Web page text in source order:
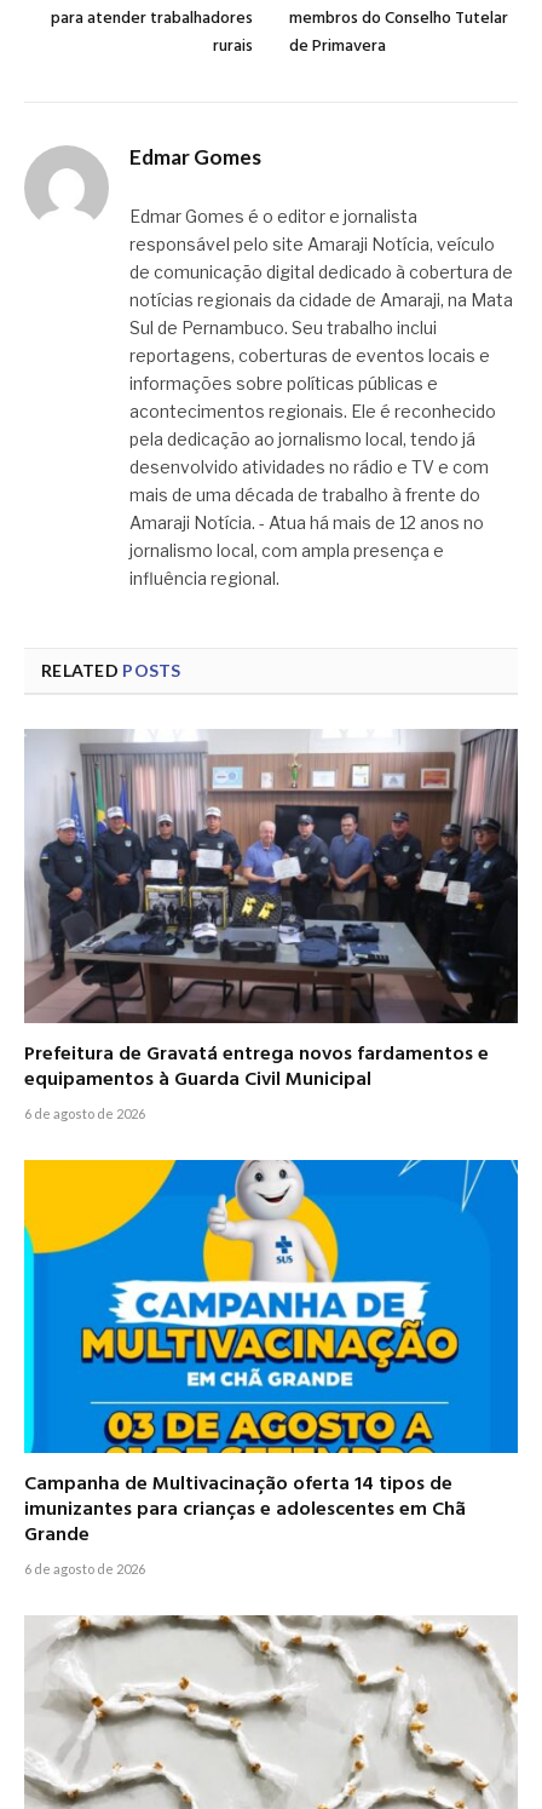
para atender trabalhadores
rurais
membros do Conselho Tutelar
de Primavera
Edmar Gomes
Edmar Gomes é o editor e jornalista
responsável pelo site Amaraji Notícia, veículo
de comunicação digital dedicado à cobertura de
notícias regionais da cidade de Amaraji, na Mata
Sul de Pernambuco. Seu trabalho inclui
reportagens, coberturas de eventos locais e
informações sobre políticas públicas e
acontecimentos regionais. Ele é reconhecido
pela dedicação ao jornalismo local, tendo já
desenvolvido atividades no rádio e TV e com
mais de uma década de trabalho à frente do
Amaraji Notícia. - Atua há mais de 12 anos no
jornalismo local, com ampla presença e
influência regional.
RELATED POSTS
Prefeitura de Gravatá entrega novos fardamentos e
equipamentos à Guarda Civil Municipal
6 de agosto de 2026
Campanha de Multivacinação oferta 14 tipos de
imunizantes para crianças e adolescentes em Chã
Grande
6 de agosto de 2026